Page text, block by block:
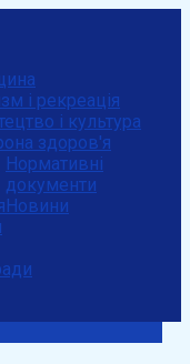
і рекреація
і культура
здоров'я
Нормативні
документи
Новини